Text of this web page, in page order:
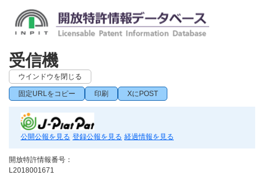
受信機
ウインドウを閉じる
固定URLをコピー 印刷 XにPOST
公開公報を見る 登録公報を見る 経過情報を見る
開放特許情報番号：
L2018001671